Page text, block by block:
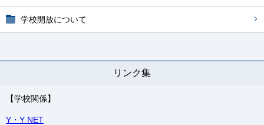
学校開放について
リンク集
【学校関係】
Y・Y NET